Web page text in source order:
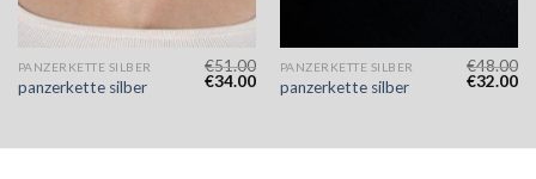
PANZERKETTE SILBER
panzerkette silber
€51.00
€34.00
PANZERKETTE SILBER
panzerkette silber
€48.00
€32.00